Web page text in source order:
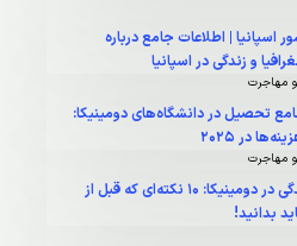
اسپانیا | اطلاعات جامع درباره
و زندگی در اسپانیا
و مهاجرت
تحصیل در دانشگاه‌های دومینیکا:
در 2025
و مهاجرت
معایب زندگی در دومینیکا: ۱۰ نکته‌ای که قبل از
بدانید!